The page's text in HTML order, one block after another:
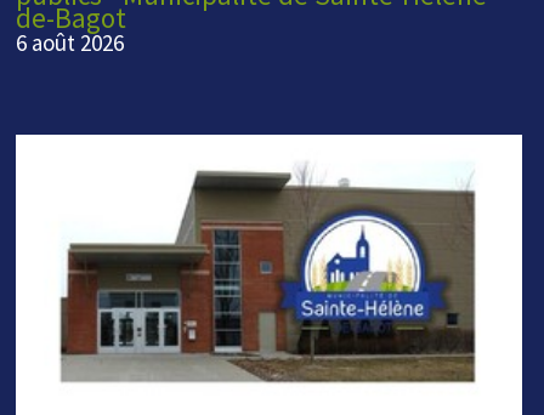
de-Bagot
6 août 2026